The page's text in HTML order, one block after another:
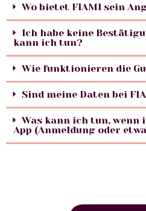
Wo bietet FIAMI sein
Ich habe keine
kann ich tun?
Wie funktionieren die
Sind meine Daten bei
Was kann ich tun, wenn
App (Anmeldung oder